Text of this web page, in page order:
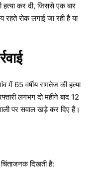
कर दी, जिससे एक बार
रहते रोक लगाई जा रही है या
में 65 वर्षीय रामतेज की हत्या
लगभग दो महीने बाद 12
पर सवाल खड़े कर दिए हैं।
दिखती है: